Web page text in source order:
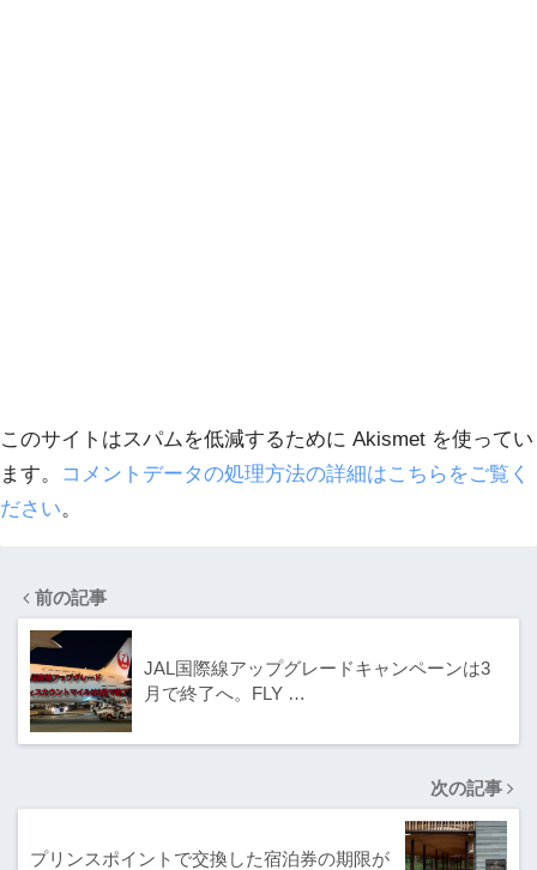
このサイトはスパムを低減するために Akismet を使ってい
ます。
コメントデータの処理方法の詳細はこちらをご覧く
ださい。
前の記事
JAL国際線アップグレードキャンペーンは3
月で終了へ。FLY …
次の記事
プリンスポイントで交換した宿泊券の期限が